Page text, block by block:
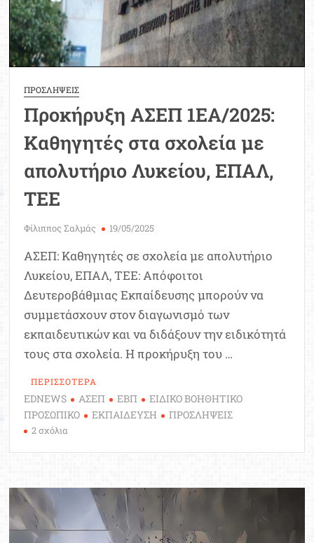
ειδικότητες
ΠΡΟΣΛΗΨΕΙΣ
Προκήρυξη ΑΣΕΠ 1ΕΑ/2025:
Καθηγητές στα σχολεία με
απολυτήριο Λυκείου, ΕΠΑΛ,
ΤΕΕ
Φίλιππος Σαλμάς 19/05/2025
ΑΣΕΠ: Καθηγητές σε σχολεία με απολυτήριο
Λυκείου, ΕΠΑΛ, ΤΕΕ: Απόφοιτοι
Δευτεροβάθμιας Εκπαίδευσης μπορούν να
συμμετάσχουν στον διαγωνισμό των
εκπαιδευτικών και να διδάξουν την ειδικότητά
τους στα σχολεία. Η προκήρυξη του …
ΠΕΡΙΣΣΟΤΕΡΑ
EDNEWS ΑΣΕΠ ΕΒΠ
ΕΙΔΙΚΟ ΒΟΗΘΗΤΙΚΟ
ΠΡΟΣΩΠΙΚΟ
ΕΚΠΑΙΔΕΥΣΗ ΠΡΟΣΛΗΨΕΙΣ
2 σχόλια
Καθηγητές
σχολεία